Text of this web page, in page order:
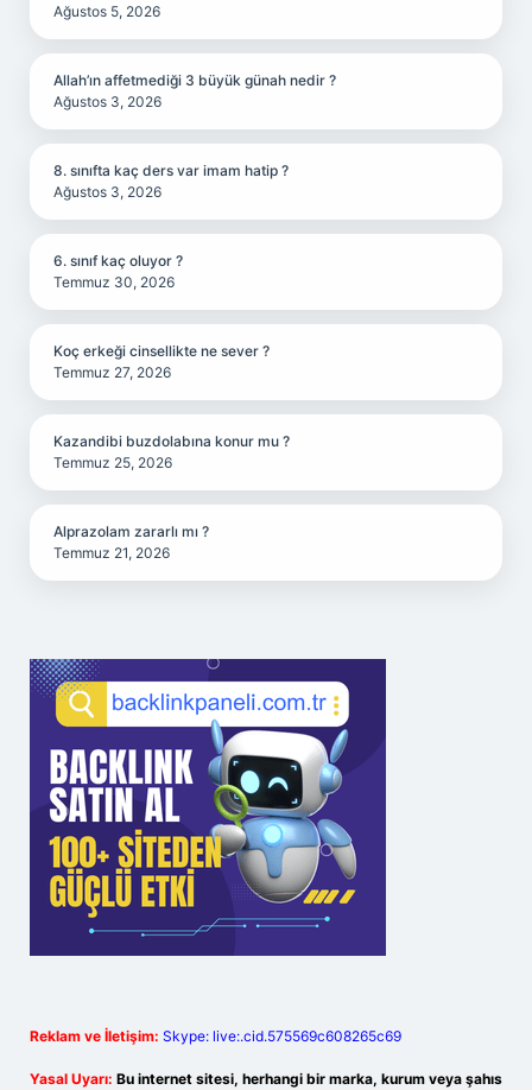
Ağustos 5, 2026
Allah’ın affetmediği 3 büyük günah nedir ?
Ağustos 3, 2026
8. sınıfta kaç ders var imam hatip ?
Ağustos 3, 2026
6. sınıf kaç oluyor ?
Temmuz 30, 2026
Koç erkeği cinsellikte ne sever ?
Temmuz 27, 2026
Kazandibi buzdolabına konur mu ?
Temmuz 25, 2026
Alprazolam zararlı mı ?
Temmuz 21, 2026
Reklam ve İletişim: Skype: live:.cid.575569c608265c69
Yasal Uyarı: Bu internet sitesi, herhangi bir marka, kurum veya şahıs